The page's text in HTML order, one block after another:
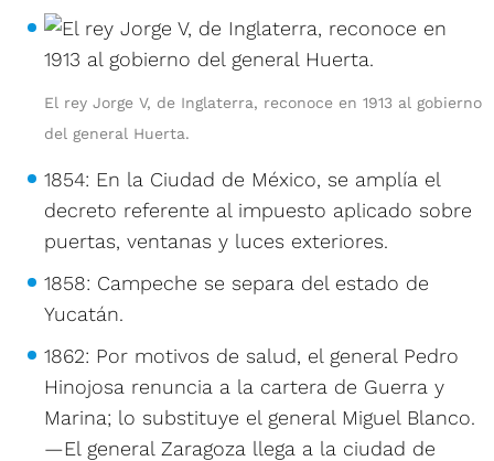
El rey Jorge V, de Inglaterra, reconoce en 1913 al gobierno
del general Huerta.
1854: En la Ciudad de México, se amplía el
decreto referente al impuesto aplicado sobre
puertas, ventanas y luces exteriores.
1858: Campeche se separa del estado de
Yucatán.
1862: Por motivos de salud, el general Pedro
Hinojosa renuncia a la cartera de Guerra y
Marina; lo substituye el general Miguel Blanco.
—El general Zaragoza llega a la ciudad de